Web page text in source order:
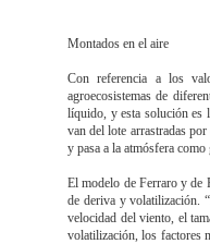
Montados en el aire
Con referencia a los
agroecosistemas de
líquido, y esta solución es
van del lote arrastradas
y pasa a la atmósfera
El modelo de Ferraro y de
de deriva y volatilización.
velocidad del viento, el
volatilización, los factores